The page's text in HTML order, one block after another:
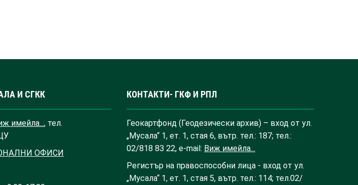
И СГКК
имейла..., тел.
ОФИСИ
КОНТАКТИ- ГКФ И РПЛ
Геокартфонд (Геодезически архив) – вход от ул.
„Мусала“ 1, ет. 1, стая 6, вътр. тел.: 187; тел.:
02/818 83 22, e-mail: Виж имейла...
Регистър на правоспособни лица - вход от ул.
„Мусала“ 1, ет. 1, стая 5, вътр. тел.: 114; тел.02/